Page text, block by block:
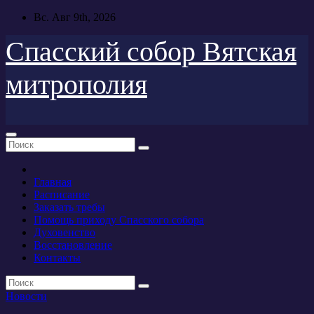
Перейти
содержимому
Вс. Авг 9th, 2026
Спасский собор Вятская
митрополия
Главная
Расписание
Заказать требы
Помощь приходу Спасского собора
Духовенство
Восстановление
Контакты
Новости